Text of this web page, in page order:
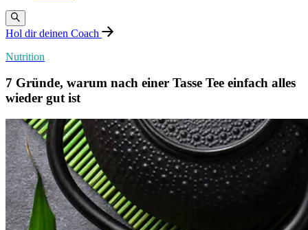
Hol dir deinen Coach
Nutrition
7 Gründe, warum nach einer Tasse Tee einfach alles
wieder gut ist